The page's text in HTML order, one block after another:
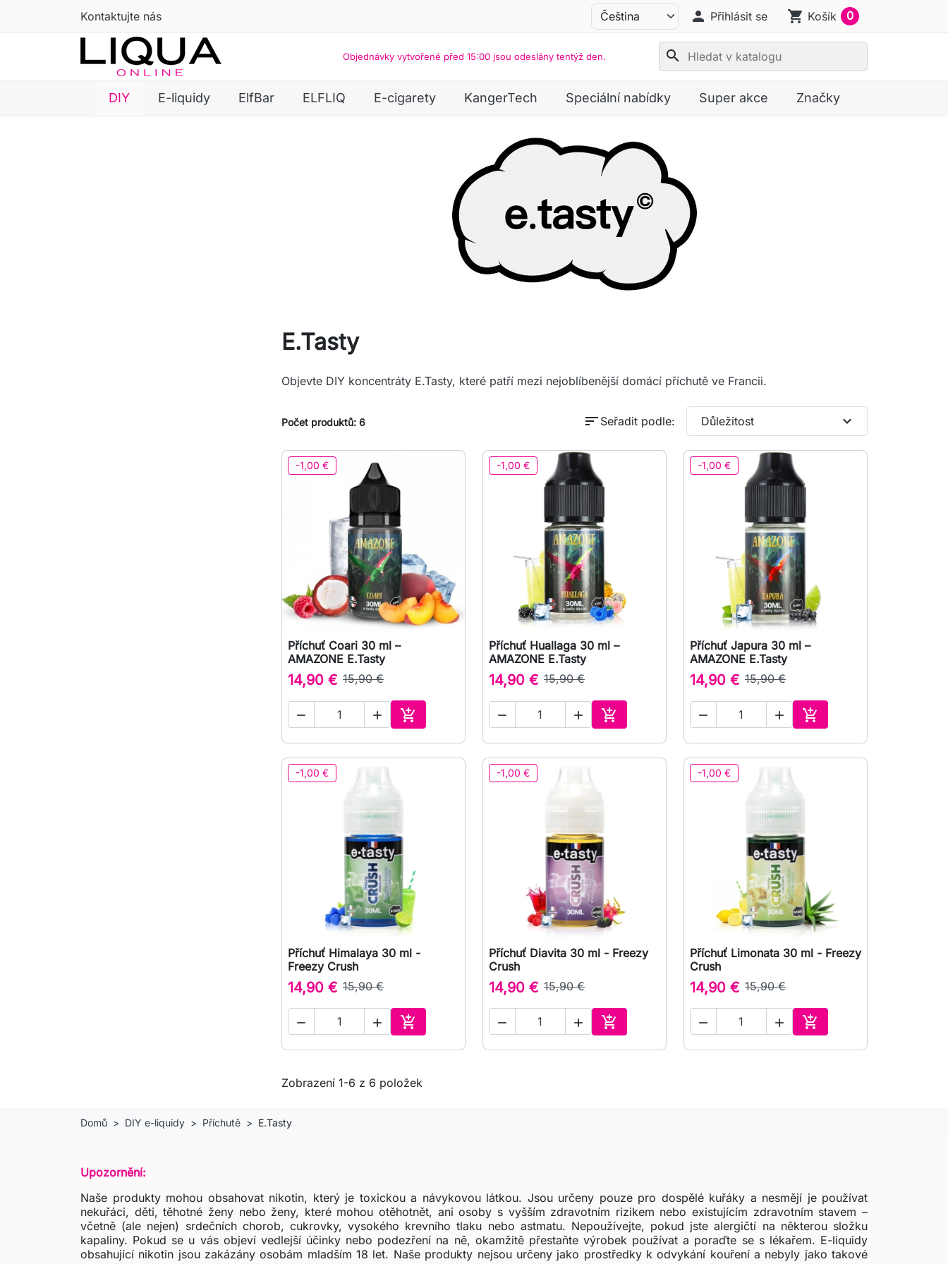
Kontaktujte nás person Přihlásit se shopping_cart Košík 0
Objednávky vytvořené před 15:00 jsou odeslány tentýž den. search
DIY E-liquidy ElfBar ELFLIQ E-cigarety KangerTech Speciální nabídky Super akce Značky
E.Tasty
Objevte DIY koncentráty E.Tasty, které patří mezi nejoblíbenější domácí příchutě ve Francii.
Počet produktů: 6 sort Seřadit podle: Důležitost expand_more
-1,00 €
 Rychlý náhled
Příchuť Coari 30 ml –
AMAZONE E.Tasty
14,90 € 15,90 €
  
Přidat do košíku
-1,00 €
 Rychlý náhled
Příchuť Huallaga 30 ml –
AMAZONE E.Tasty
14,90 € 15,90 €
  
Přidat do košíku
-1,00 €
 Rychlý náhled
Příchuť Japura 30 ml –
AMAZONE E.Tasty
14,90 € 15,90 €
  
Přidat do košíku
-1,00 €
 Rychlý náhled
Příchuť Himalaya 30 ml -
Freezy Crush
14,90 € 15,90 €
  
Přidat do košíku
-1,00 €
 Rychlý náhled
Příchuť Diavita 30 ml - Freezy
Crush
14,90 € 15,90 €
  
Přidat do košíku
-1,00 €
 Rychlý náhled
Příchuť Limonata 30 ml - Freezy
Crush
14,90 € 15,90 €
  
Přidat do košíku
Zobrazení 1-6 z 6 položek
Domů DIY e-liquidy Příchutě E.Tasty
Upozornění:
Naše produkty mohou obsahovat nikotin, který je toxickou a návykovou látkou. Jsou určeny pouze pro dospělé kuřáky a nesmějí je používat
nekuřáci, děti, těhotné ženy nebo ženy, které mohou otěhotnět, ani osoby s vyšším zdravotním rizikem nebo existujícím zdravotním stavem –
včetně (ale nejen) srdečních chorob, cukrovky, vysokého krevního tlaku nebo astmatu. Nepoužívejte, pokud jste alergičtí na některou složku
kapaliny. Pokud se u vás objeví vedlejší účinky nebo podezření na ně, okamžitě přestaňte výrobek používat a poraďte se s lékařem. E-liquidy
obsahující nikotin jsou zakázány osobám mladším 18 let. Naše produkty nejsou určeny jako prostředky k odvykání kouření a nebyly jako takové